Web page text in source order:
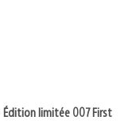
limitée 007 First